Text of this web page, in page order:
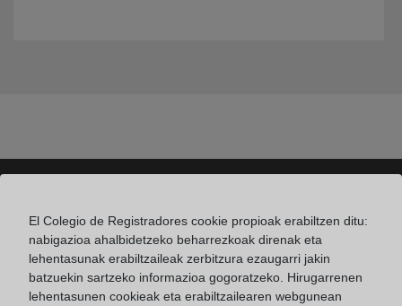
Colegio de Registradores
Príncipe de Vergara 70. 28006 Madrid
Teléfono:91 270 17 96
El Colegio de Registradores cookie propioak erabiltzen ditu:
nabigazioa ahalbidetzeko beharrezkoak direnak eta
lehentasunak erabiltzaileak zerbitzura ezaugarri jakin
batzuekin sartzeko informazioa gogoratzeko. Hirugarrenen
lehentasunen cookieak eta erabiltzailearen webgunean